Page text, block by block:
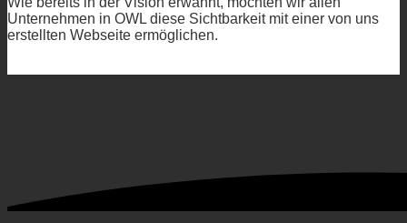
Unternehmen in OWL diese Sichtbarkeit mit einer von uns
erstellten Webseite ermöglichen.